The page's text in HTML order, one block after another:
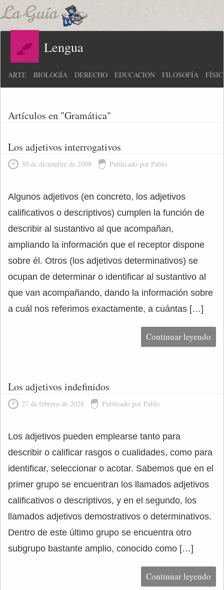
Lengua
ARTE BIOLOGÍA DERECHO EDUCACIÓN FILOSOFÍA
Artículos en "Gramática"
Los adjetivos interrogativos
30 de diciembre de 2008 Publicado por Pablo
Algunos adjetivos (en concreto, los adjetivos
calificativos o descriptivos) cumplen la función de
describir al sustantivo al que acompañan,
ampliando la información que el receptor dispone
sobre él. Otros (los adjetivos determinativos) se
ocupan de determinar o identificar al sustantivo al
que van acompañando, dando la información sobre
a cuál nos referimos exactamente, a cuántas […]
Continuar leyendo
Los adjetivos indefinidos
27 de febrero de 2024 Publicado por Pablo
Los adjetivos pueden emplearse tanto para
describir o calificar rasgos o cualidades, como para
identificar, seleccionar o acotar. Sabemos que en el
primer grupo se encuentran los llamados adjetivos
calificativos o descriptivos, y en el segundo, los
llamados adjetivos demostrativos o determinativos.
Dentro de este último grupo se encuentra otro
subgrupo bastante amplio, conocido como […]
Continuar leyendo